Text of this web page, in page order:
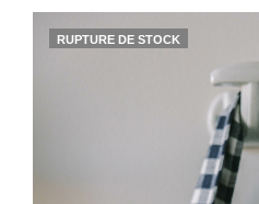
RUPTURE DE STOCK